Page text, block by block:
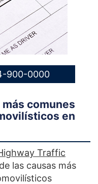
900-0000
comunes
en
Traffic
las causas más